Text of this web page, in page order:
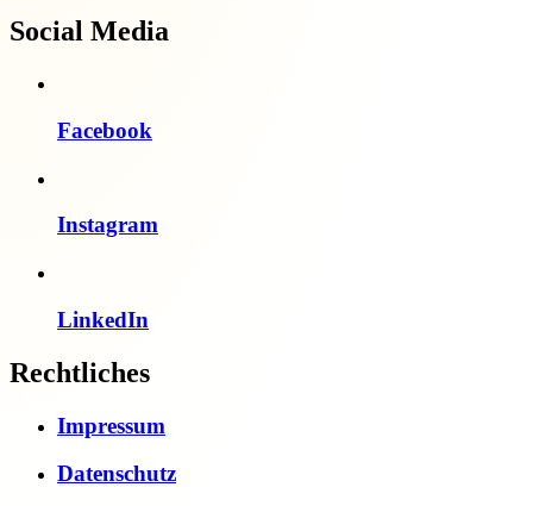
Social Media
Facebook
Instagram
LinkedIn
Rechtliches
Impressum
Datenschutz